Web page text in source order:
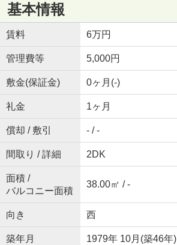
基本情報
賃料 6万円
管理費等 5,000円
敷金(保証金) 0ヶ月(-)
礼金 1ヶ月
償却 / 敷引 - / -
間取り / 詳細 2DK
面積 /
バルコニー面積
38.00㎡ / -
向き 西
築年月 1979年 10月(築46年)